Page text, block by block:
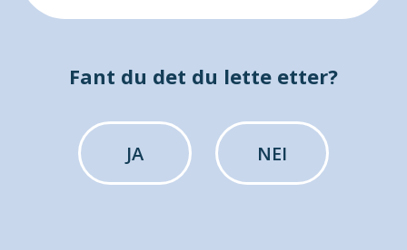
Fant du det du lette etter?
JA NEI